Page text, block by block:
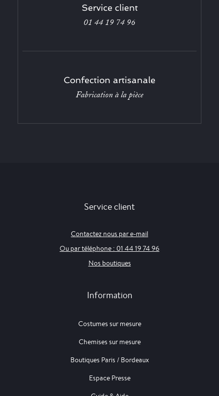
Service client
01 44 19 74 96
Confection artisanale
Fabrication à la pièce
Service client
Contactez nous par e-mail
Ou par téléphone : 01 44 19 74 96
Nos boutiques
Information
Costumes sur mesure
Chemises sur mesure
Boutiques Paris / Bordeaux
Espace Presse